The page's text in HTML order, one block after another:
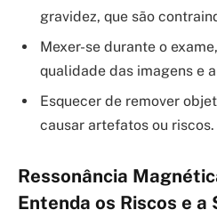
gravidez, que são
Mexer-se durante o
qualidade das imagens e
Esquecer de remover
causar artefatos ou riscos.
Ressonância
Entenda os Riscos e a